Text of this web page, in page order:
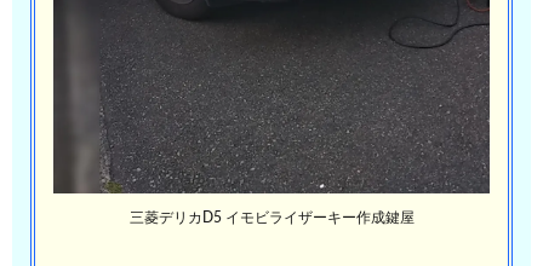
三菱デリカD5 イモビライザーキー作成鍵屋